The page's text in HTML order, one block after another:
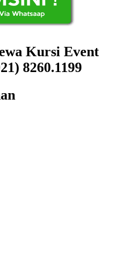
Kursi Event
8260.1199